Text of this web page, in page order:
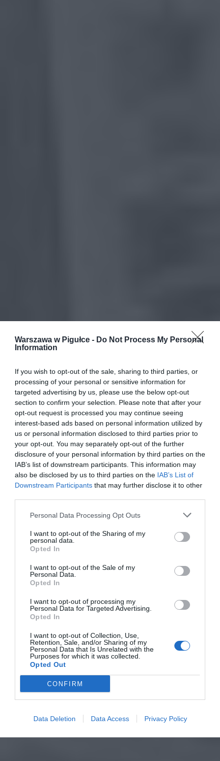
Warszawa w Pigułce - Do Not Process My Personal
Information
If you wish to opt-out of the sale, sharing to third parties, or
processing of your personal or sensitive information for
targeted advertising by us, please use the below opt-out
section to confirm your selection. Please note that after your
opt-out request is processed you may continue seeing
interest-based ads based on personal information utilized by
us or personal information disclosed to third parties prior to
your opt-out. You may separately opt-out of the further
disclosure of your personal information by third parties on the
IAB’s list of downstream participants. This information may
also be disclosed by us to third parties on the IAB’s List of
Downstream Participants that may further disclose it to other
Personal Data Processing Opt Outs
I want to opt-out of the Sharing of my
personal data.
Opted In
I want to opt-out of the Sale of my
Personal Data.
Opted In
I want to opt-out of processing my
Personal Data for Targeted Advertising.
Opted In
I want to opt-out of Collection, Use,
Retention, Sale, and/or Sharing of my
Personal Data that Is Unrelated with the
Purposes for which it was collected.
Opted Out
CONFIRM
Data Deletion Data Access Privacy Policy